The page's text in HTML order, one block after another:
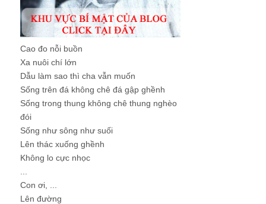
Cao đo nỗi buồn
Xa nuôi chí lớn
Dẫu làm sao thì cha vẫn muốn
Sống trên đá không chê đá gập ghềnh
Sống trong thung không chê thung nghèo
đói
Sống như sông như suối
Lên thác xuống ghềnh
Không lo cực nhọc
Con ơi, ...
Lên đường